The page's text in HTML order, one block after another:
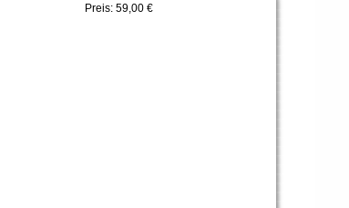
Preis: 59,00 €